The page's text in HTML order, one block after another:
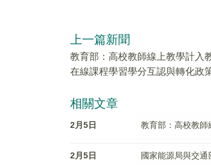
上一篇新聞
教育部：高校教師線上教學計入
在線課程學習學分互認與轉化政
相關文章
2月5日 教育部：高校教
2月5日 國家能源局與交